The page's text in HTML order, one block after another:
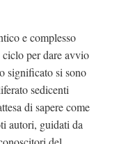
e complesso
per dare avvio
significato si sono
sedicenti
di sapere come
autori, guidati da